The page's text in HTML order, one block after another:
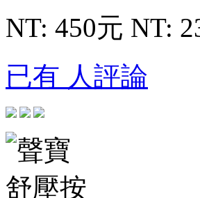
NT: 450元 NT:
已有 人評論